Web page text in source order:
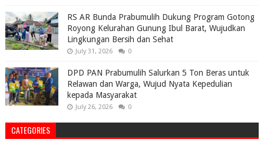
RS AR Bunda Prabumulih Dukung Program Gotong
Royong Kelurahan Gunung Ibul Barat, Wujudkan
Lingkungan Bersih dan Sehat
July 31, 2026 0
DPD PAN Prabumulih Salurkan 5 Ton Beras untuk
Relawan dan Warga, Wujud Nyata Kepedulian
kepada Masyarakat
July 26, 2026 0
CATEGORIES